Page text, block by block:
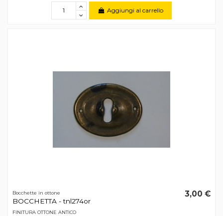
Aggiungi al carrello
Bocchette in ottone
BOCCHETTA - tnl274or
3,00 €
FINITURA OTTONE ANTICO